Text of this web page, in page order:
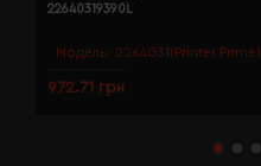
Модель: 2264031(Printer Prime)
22640319390L
972.71 грн